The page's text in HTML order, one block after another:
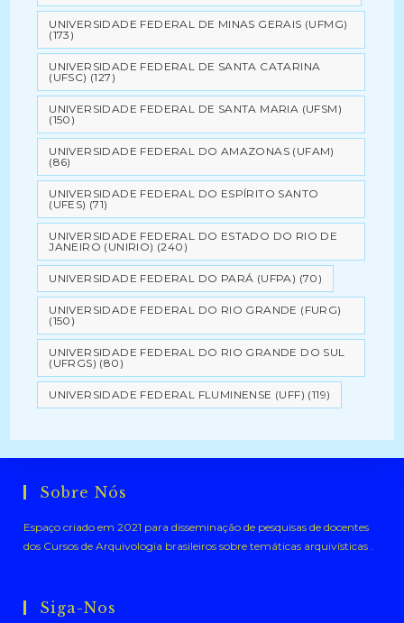
UNIVERSIDADE FEDERAL DE MINAS GERAIS (UFMG)
(173)
UNIVERSIDADE FEDERAL DE SANTA CATARINA
(UFSC) (127)
UNIVERSIDADE FEDERAL DE SANTA MARIA (UFSM)
(150)
UNIVERSIDADE FEDERAL DO AMAZONAS (UFAM)
(86)
UNIVERSIDADE FEDERAL DO ESPÍRITO SANTO
(UFES) (71)
UNIVERSIDADE FEDERAL DO ESTADO DO RIO DE
JANEIRO (UNIRIO) (240)
UNIVERSIDADE FEDERAL DO PARÁ (UFPA) (70)
UNIVERSIDADE FEDERAL DO RIO GRANDE (FURG)
(150)
UNIVERSIDADE FEDERAL DO RIO GRANDE DO SUL
(UFRGS) (80)
UNIVERSIDADE FEDERAL FLUMINENSE (UFF) (119)
Sobre Nós
Espaço criado em 2021 para disseminação de pesquisas de docentes
dos Cursos de Arquivologia brasileiros sobre temáticas arquivísticas .
Siga-Nos